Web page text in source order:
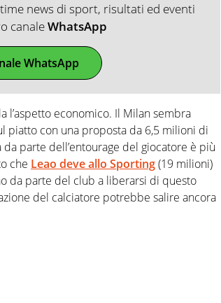
news di sport, risultati ed eventi
canaleWhatsApp
WhatsApp
l’aspetto economico. Il Milan sembra
piatto con una proposta da 6,5 milioni di
parte dell’entourage del giocatore è più
che Leao deve allo Sporting(19 milioni)
da parte del club a liberarsi di questo
del calciatore potrebbe salire ancora